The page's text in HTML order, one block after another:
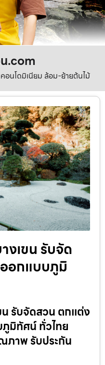
.com
นโดมิเนียม ล้อม-ย้ายต้นไม้
งเขน รับจัด
อกแบบภูมิ
รับจัดสวน ตกแต่ง
มิทัศน์ ทั่วไทย
ภาพ รับประกัน